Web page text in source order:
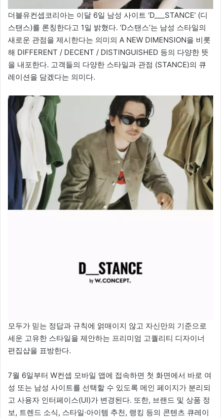
더블유컨셉코리아는 이달 6일 남성 사이트 ‘D___STANCE’ (디
스탠스)를 론칭한다고 1일 밝혔다. ‘D스탠스’는 남성 스타일의
새로운 관점을 제시한다는 의미의 A NEW DIMENSION을 비롯
해 DIFFERENT / DECENT / DISTINGUISHED 등의 다양한 뜻
을 내포한다. 고객들의 다양한 스타일과 관점 (STANCE)의 큐
레이션을 담겠다는 의미다.
모두가 믿는 정답과 규칙에 얽매이지 않고 자신만의 기준으로
세운 고유한 스타일을 제안하는 프리미엄 고퀄리티 디자이너
편집샵을 표방한다.
7월 6일부터 W컨셉 모바일 앱에 접속하면 첫 화면에서 바로 여
성 또는 남성 사이트를 선택할 수 있도록 메인 페이지가 분리되
고 사용자 인터페이스(UI)가 변경된다. 또한, 브랜드 및 상품 정
보, 트렌드 소식, 스타일·아이템 추천, 랭킹 등의 콘텐츠 큐레이